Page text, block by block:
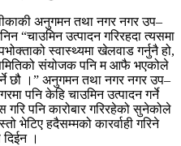
अनुगमन तथा नगर नगर उप–
“चाउमिन उत्पादन गरिरहदा त्यसमा
स्वास्थ्यमा खेलवाड गर्नुनै हो,
संयोजक पनि म आफै भएकोले
छौ ।” अनुगमन तथा नगर नगर उप–
पनि केहि चाउमिन उत्पादन गर्ने
गरि पनि कारोबार गरिरहेको सुनेकोले
भेटिए हदैसम्मको कारर्वाही गरिने
दिईन ।